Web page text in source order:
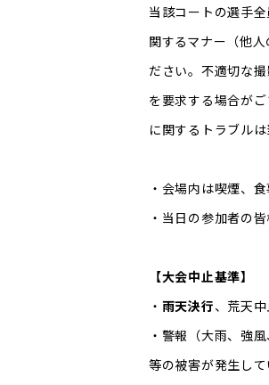
当該コートの選手
関するマナー（他
ださい。不適切な
を要求する場合が
に関するトラブル
・会場内は喫煙、食
・当日の参加者の
【大会中止基準】
・ 雨天決行、荒天中
・警報（大雨、強
等の被害が発生し